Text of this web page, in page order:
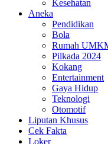
Kesehatan
Aneka
Pendidikan
Bola
Rumah
Pilkada 2024
Kokang
Entertainment
Gaya Hidup
Teknologi
Otomotif
Liputan Khusus
Cek Fakta
Loker